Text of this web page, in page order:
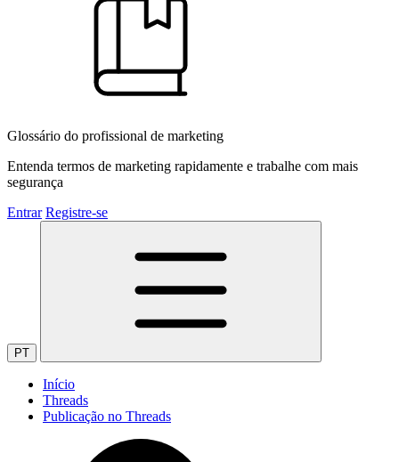
Glossário do profissional de marketing
Entenda termos de marketing rapidamente e trabalhe com mais
segurança
Entrar Registre-se
PT
Início
Threads
Publicação no Threads